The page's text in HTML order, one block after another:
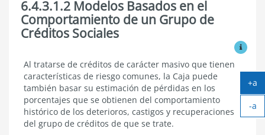
6.4.3.1.2 Modelos Basados en el
Comportamiento de un Grupo de
Créditos Sociales
Ver
6.4.3.1.2
Modelos
Basados
en
el
Comportamiento
de
Al tratarse de créditos de carácter masivo que tienen
características de riesgo comunes, la Caja puede
también basar su estimación de pérdidas en los
porcentajes que se obtienen del comportamiento
histórico de los deterioros, castigos y recuperaciones
del grupo de créditos de que se trate.
+a
-a